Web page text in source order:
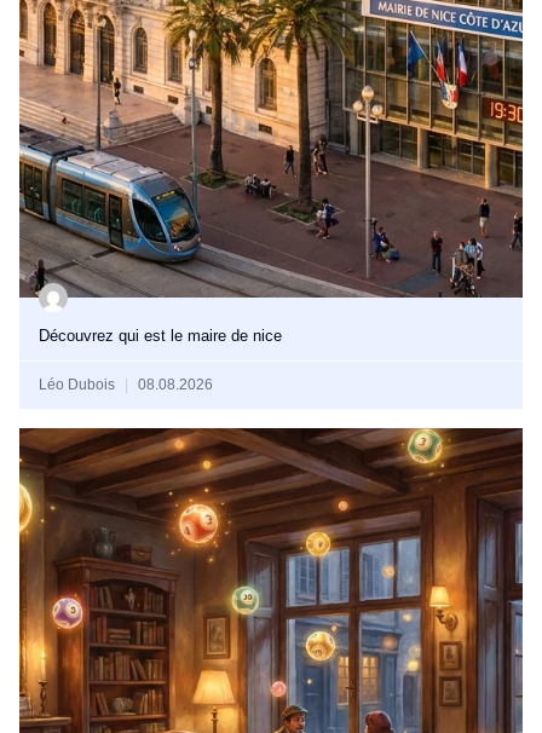
Découvrez qui est le maire de nice
Léo Dubois 08.08.2026